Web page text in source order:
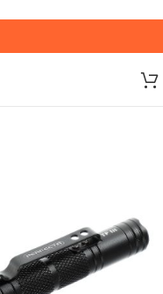
11 August - 18